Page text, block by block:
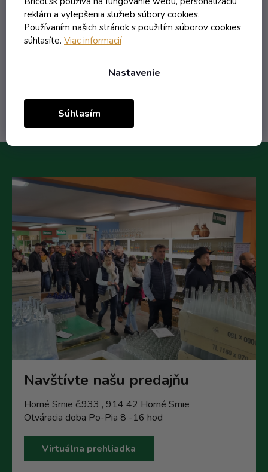
reklám a vylepšenia služieb súbory cookies.
Používaním našich stránok s použitím súborov cookies
súhlasíte. Viac informacií
Nastavenie
Súhlasím
6,97 € vrátane DPH
5,67 €/ ks
6,77 €
Navštívte našu predajňu
Horné Srnie č.933 , 914 42 Horné Srnie
Otváracia doba Po-Pia 8 -16 hod
Virtuálna prehliadka